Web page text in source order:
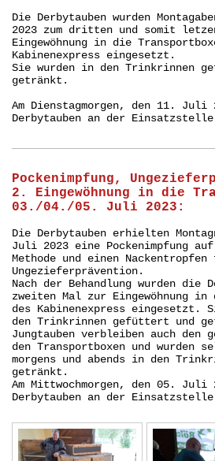
Die Derbytauben wurden
2023 zum dritten und somit
Eingewöhnung in die
Kabinenexpress eingesetzt.
Sie wurden in den Trinkrinnen
getränkt.
Am Dienstagmorgen, den 11. Juli
Derbytauben an der
Pockenimpfung,
2. Eingewöhnung in die
03./04./05. Juli 2023:
Die Derbytauben erhielten
Juli 2023 eine Pockenimpfung
Methode und einen
Ungezieferprävention.
Nach der Behandlung wurden die
zweiten Mal zur Eingewöhnung in
des Kabinenexpress eingesetzt.
den Trinkrinnen gefüttert und
Jungtauben verbleiben auch den
den Transportboxen und wurden
morgens und abends in den
getränkt.
Am Mittwochmorgen, den 05. Juli
Derbytauben an der